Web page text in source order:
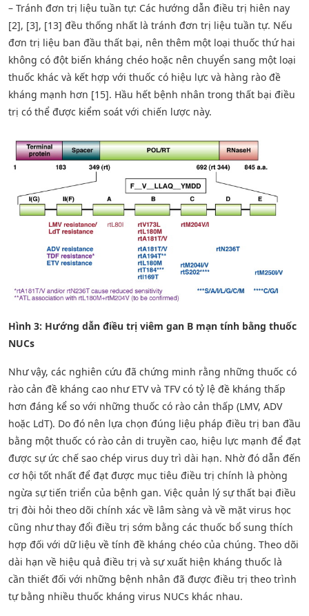
– Tránh đơn trị liệu tuần tự: Các hướng dẫn điều trị hiên nay
[2], [3], [13] đều thống nhất là tránh đơn trị liệu tuần tự. Nếu
đơn trị liệu ban đầu thất bại, nên thêm một loại thuốc thứ hai
không có đột biến kháng chéo hoặc nên chuyển sang một loại
thuốc khác và kết hợp với thuốc có hiệu lực và hàng rào đề
kháng mạnh hơn [15]. Hầu hết bệnh nhân trong thất bại điều
trị có thể được kiểm soát với chiến lược này.
Hình 3: Hướng dẫn điều trị viêm gan B mạn tính bằng thuốc
NUCs
Như vậy, các nghiên cứu đã chứng minh rằng những thuốc có
rào cản đề kháng cao như ETV và TFV có tỷ lệ đề kháng thấp
hơn đáng kể so với những thuốc có rào cản thấp (LMV, ADV
hoặc LdT). Do đó nên lựa chọn đúng liệu pháp điều trị ban đầu
bằng một thuốc có rào cản di truyền cao, hiệu lực mạnh để đạt
được sự ức chế sao chép virus duy trì dài hạn. Nhờ đó dẫn đến
cơ hội tốt nhất để đạt được mục tiêu điều trị chính là phòng
ngừa sự tiến triển của bệnh gan. Việc quản lý sự thất bại điều
trị đòi hỏi theo dõi chính xác về lâm sàng và về mặt virus học
cũng như thay đổi điều trị sớm bằng các thuốc bổ sung thích
hợp đối với dữ liệu về tính đề kháng chéo của chúng. Theo dõi
dài hạn về hiệu quả điều trị và sự xuất hiện kháng thuốc là
cần thiết đối với những bệnh nhân đã được điều trị theo trình
tự bằng nhiều thuốc kháng virus NUCs khác nhau.